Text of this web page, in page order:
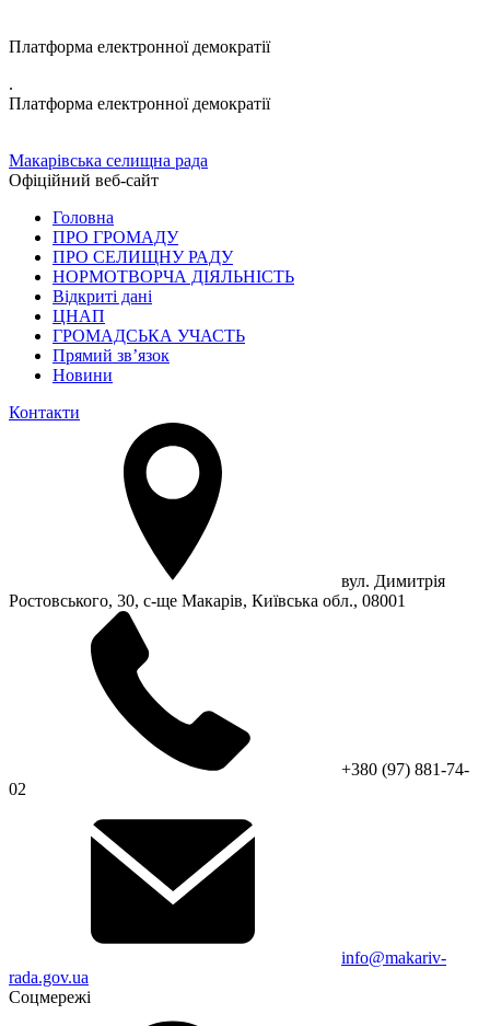
Платформа електронної демократії
.
Платформа електронної демократії
Макарівська селищна рада
Офіційний веб-сайт
Головна
ПРО ГРОМАДУ
ПРО СЕЛИЩНУ РАДУ
НОРМОТВОРЧА ДІЯЛЬНІСТЬ
Відкриті дані
ЦНАП
ГРОМАДСЬКА УЧАСТЬ
Прямий зв’язок
Новини
Контакти
вул. Димитрія
Ростовського, 30, с-ще Макарів, Київська обл., 08001
+380 (97) 881-74-
02
info@makariv-
rada.gov.ua
Соцмережі